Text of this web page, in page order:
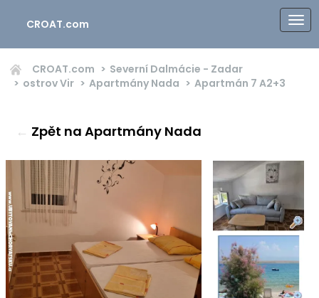
CROAT.com
CROAT.com
Severní Dalmácie - Zadar
ostrov Vir
Apartmány Nada Apartmán 7 A2+3
← Zpět na Apartmány Nada